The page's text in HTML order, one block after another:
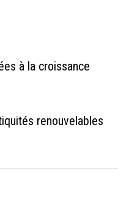
à la croissance
renouvelables